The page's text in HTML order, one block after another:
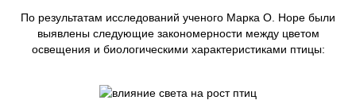
По результатам исследований ученого Марка О. Норе были
выявлены следующие закономерности между цветом
освещения и биологическими характеристиками птицы: